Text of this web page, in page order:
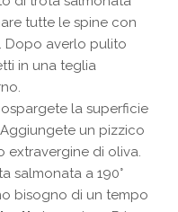
tutte le spine con
Dopo averlo pulito
in una teglia
la superficie
un pizzico
extravergine di oliva.
salmonata a 190°
bisogno di un tempo